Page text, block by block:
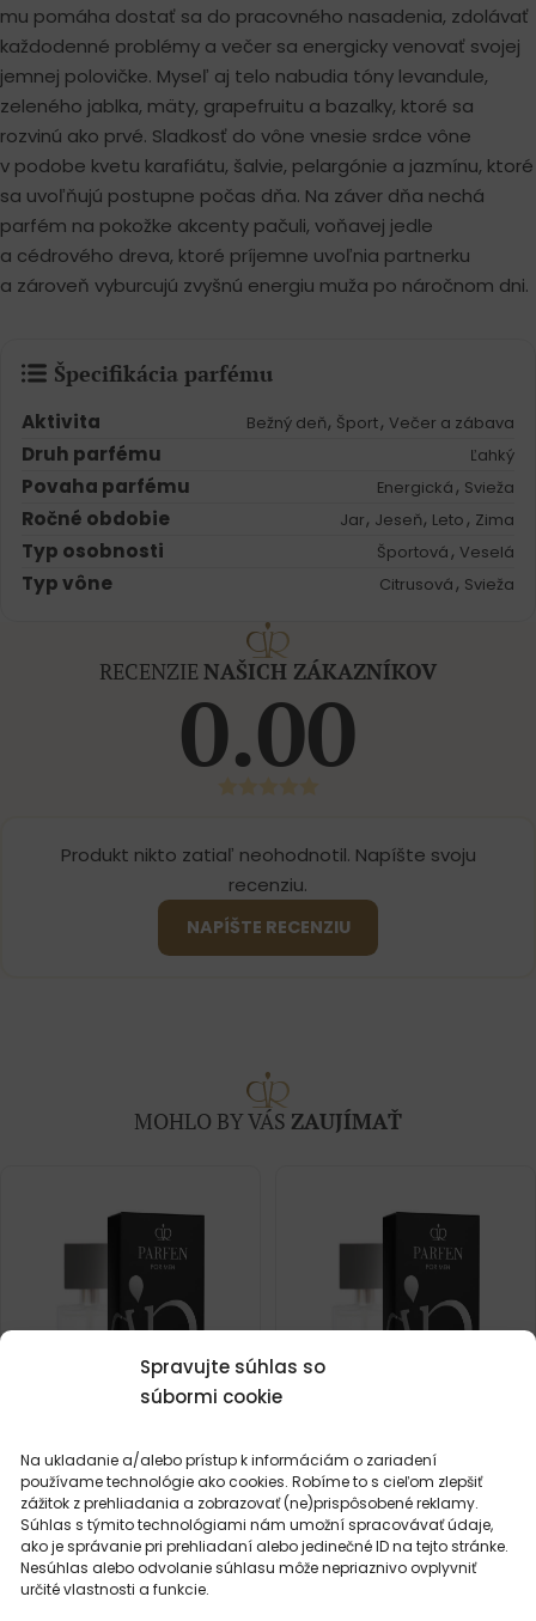
Spravujte súhlas so
súbormi cookie
Na ukladanie a/alebo prístup k informáciám o zariadení
používame technológie ako cookies. Robíme to s cieľom zlepšiť
zážitok z prehliadania a zobrazovať (ne)prispôsobené reklamy.
Súhlas s týmito technológiami nám umožní spracovávať údaje,
ako je správanie pri prehliadaní alebo jedinečné ID na tejto stránke.
Nesúhlas alebo odvolanie súhlasu môže nepriaznivo ovplyvniť
určité vlastnosti a funkcie.
mu pomáha dostať sa do pracovného nasadenia, zdolávať
každodenné problémy a večer sa energicky venovať svojej
jemnej polovičke. Myseľ aj telo nabudia tóny levandule,
zeleného jablka, mäty, grapefruitu a bazalky, ktoré sa
rozvinú ako prvé. Sladkosť do vône vnesie srdce vône
v podobe kvetu karafiátu, šalvie, pelargónie a jazmínu, ktoré
sa uvoľňujú postupne počas dňa. Na záver dňa nechá
parfém na pokožke akcenty pačuli, voňavej jedle
a cédrového dreva, ktoré príjemne uvoľnia partnerku
a zároveň vyburcujú zvyšnú energiu muža po náročnom dni.
Špecifikácia parfému
Aktivita Bežný deň, Šport, Večer a zábava
Druh parfému Ľahký
Povaha parfému Energická , Svieža
Ročné obdobie Jar, Jeseň, Leto , Zima
Typ osobnosti Športová , Veselá
Typ vône Citrusová , Svieža
RECENZIE NAŠICH ZÁKAZNÍKOV
0.00
Produkt nikto zatiaľ neohodnotil. Napíšte svoju
recenziu.
NAPÍŠTE RECENZIU
MOHLO BY VÁS ZAUJÍMAŤ
Pánsky parfém – 691 (50ml)
(1)
Inšpirované vôňou:
HUGO BOSS - BOSS
BOTTLED
Pánsky parfém – 613 (50ml)
(2)
Inšpirované vôňou:
HERMES - TERRE